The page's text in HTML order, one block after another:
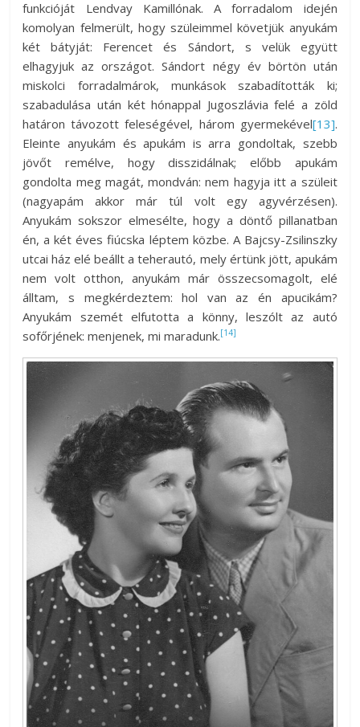
funkcióját Lendvay Kamillónak. A forradalom idején
komolyan felmerült, hogy szüleimmel követjük anyukám
két bátyját: Ferencet és Sándort, s velük együtt
elhagyjuk az országot. Sándort négy év börtön után
miskolci forradalmárok, munkások szabadították ki;
szabadulása után két hónappal Jugoszlávia felé a zöld
határon távozott feleségével, három gyermekével[13].
Eleinte anyukám és apukám is arra gondoltak, szebb
jövőt remélve, hogy disszidálnak; előbb apukám
gondolta meg magát, mondván: nem hagyja itt a szüleit
(nagyapám akkor már túl volt egy agyvérzésen).
Anyukám sokszor elmesélte, hogy a döntő pillanatban
én, a két éves fiúcska léptem közbe. A Bajcsy-Zsilinszky
utcai ház elé beállt a teherautó, mely értünk jött, apukám
nem volt otthon, anyukám már összecsomagolt, elé
álltam, s megkérdeztem: hol van az én apucikám?
Anyukám szemét elfutotta a könny, leszólt az autó
sofőrjének: menjenek, mi maradunk.[14]